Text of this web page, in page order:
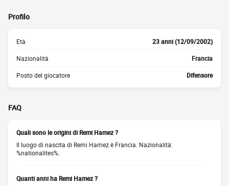
Profilo
Età 23 anni (12/09/2002)
Nazionalità Francia
Posto del giocatore Difensore
FAQ
Quali sono le origini di Remi Hamez ?
Il luogo di nascita di Remi Hamez è Francia. Nazionalità:
%nationalites%.
Quanti anni ha Remi Hamez ?